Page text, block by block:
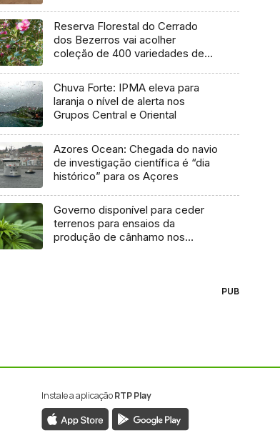
Reserva Florestal do Cerrado
dos Bezerros vai acolher
coleção de 400 variedades de
Chuva Forte: IPMA eleva para
laranja o nível de alerta nos
Grupos Central e Oriental
Azores Ocean: Chegada do navio
de investigação científica é “dia
histórico” para os Açores
Governo disponível para ceder
terrenos para ensaios da
produção de cânhamo nos
PUB
Instale a aplicaçãoRTP Play